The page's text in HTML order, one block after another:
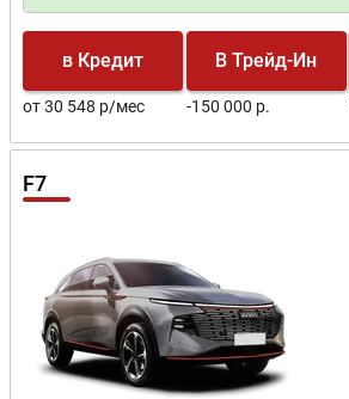
в Кредит
от 30 548 р/мес
В Трейд-Ин
-150 000 р.
F7